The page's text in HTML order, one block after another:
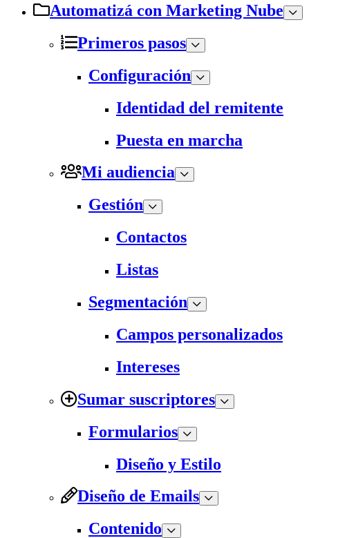
Automatizá con Marketing Nube
Primeros pasos
Configuración
Identidad del remitente
Puesta en marcha
Mi audiencia
Gestión
Contactos
Listas
Segmentación
Campos personalizados
Intereses
Sumar suscriptores
Formularios
Diseño y Estilo
Diseño de Emails
Contenido